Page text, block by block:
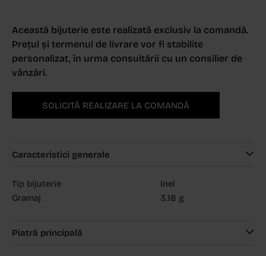
Această bijuterie este realizată exclusiv la comandă.
Prețul și termenul de livrare vor fi stabilite
personalizat, în urma consultării cu un consilier de
vânzări.
SOLICITĂ REALIZARE LA COMANDĂ
Caracteristici generale
Tip bijuterie
Inel
Gramaj
3.18 g
Piatră principală